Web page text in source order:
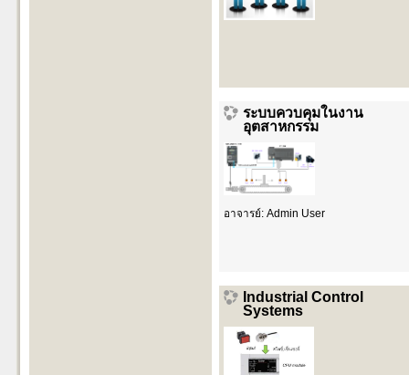
ระบบควบคุมในงาน
อุตสาหกรรม
อาจารย์: Admin User
Industrial Control
Systems